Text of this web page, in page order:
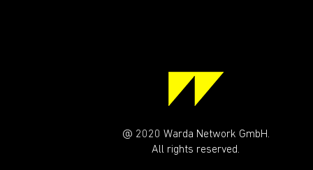
@ 2020 Warda Network GmbH.
All rights reserved.